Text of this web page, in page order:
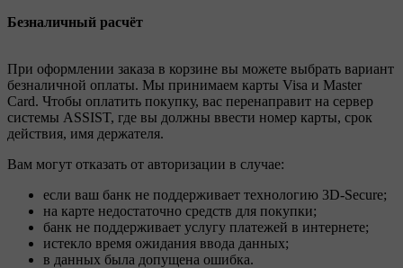
Безналичный расчёт
При оформлении заказа в корзине вы можете выбрать вариант
безналичной оплаты. Мы принимаем карты Visa и Master
Card. Чтобы оплатить покупку, вас перенаправит на сервер
системы ASSIST, где вы должны ввести номер карты, срок
действия, имя держателя.
Вам могут отказать от авторизации в случае:
если ваш банк не поддерживает технологию 3D-Secure;
на карте недостаточно средств для покупки;
банк не поддерживает услугу платежей в интернете;
истекло время ожидания ввода данных;
в данных была допущена ошибка.